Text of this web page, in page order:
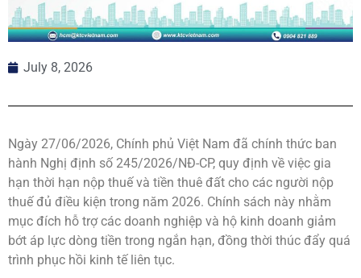
July 8, 2026
Ngày 27/06/2026, Chính phủ Việt Nam đã chính thức ban
hành Nghị định số 245/2026/NĐ-CP, quy định về việc gia
hạn thời hạn nộp thuế và tiền thuê đất cho các người nộp
thuế đủ điều kiện trong năm 2026. Chính sách này nhằm
mục đích hỗ trợ các doanh nghiệp và hộ kinh doanh giảm
bớt áp lực dòng tiền trong ngắn hạn, đồng thời thúc đẩy quá
trình phục hồi kinh tế liên tục.